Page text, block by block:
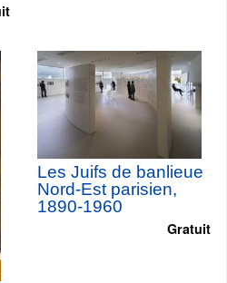
Les Juifs de banlieue
Nord-Est parisien,
1890-1960
Gratuit